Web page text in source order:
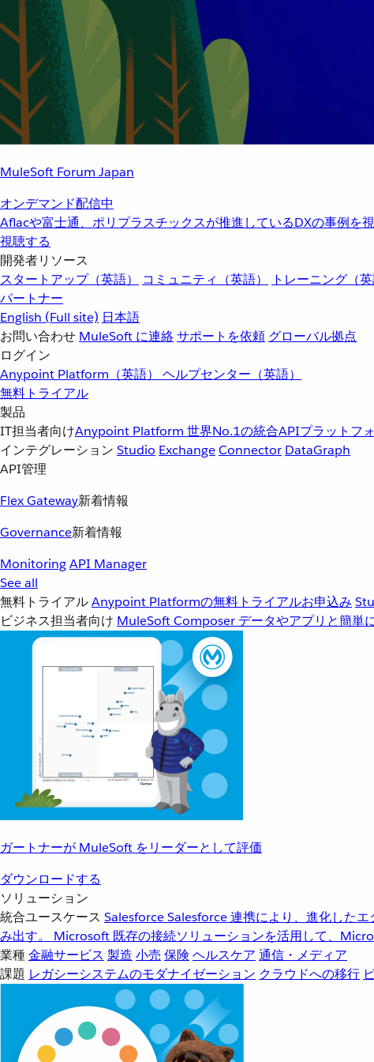
MuleSoft Forum Japan
オンデマンド配信中
Aflacや富士通、ポリプラスチックスが推進しているDXの事例を
視聴する
開発者リソース
スタートアップ（英語）
コミュニティ（英語） トレーニング（英
パートナー
English (Full site) 日本語
お問い合わせ MuleSoft に連絡サポートを依頼 グローバル拠点
ログイン
Anypoint Platform（英語） ヘルプセンター（英語）
無料トライアル
製品
IT担当者向けAnypoint Platform 世界No.1の統合APIプラットフ
インテグレーション Studio ExchangeConnector DataGraph
API管理
Flex Gateway新着情報
Governance新着情報
MonitoringAPI Manager
See all
無料トライアルAnypoint Platformの無料トライアルお申込み
ビジネス担当者向け MuleSoft Composer データやアプリと簡単
ガートナーが MuleSoft をリーダーとして評価
ダウンロードする
ソリューション
統合ユースケース SalesforceSalesforce 連携により、進化した
み出す。
Microsoft 既存の接続ソリューションを活用して、
業種金融サービス 製造 小売 保険 ヘルスケア 通信・メディア
課題 レガシーシステムのモダナイゼーション クラウドへの移行